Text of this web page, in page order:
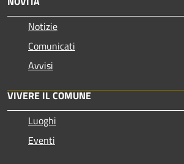
Notizie
Comunicati
Avvisi
VIVERE IL COMUNE
Luoghi
Eventi